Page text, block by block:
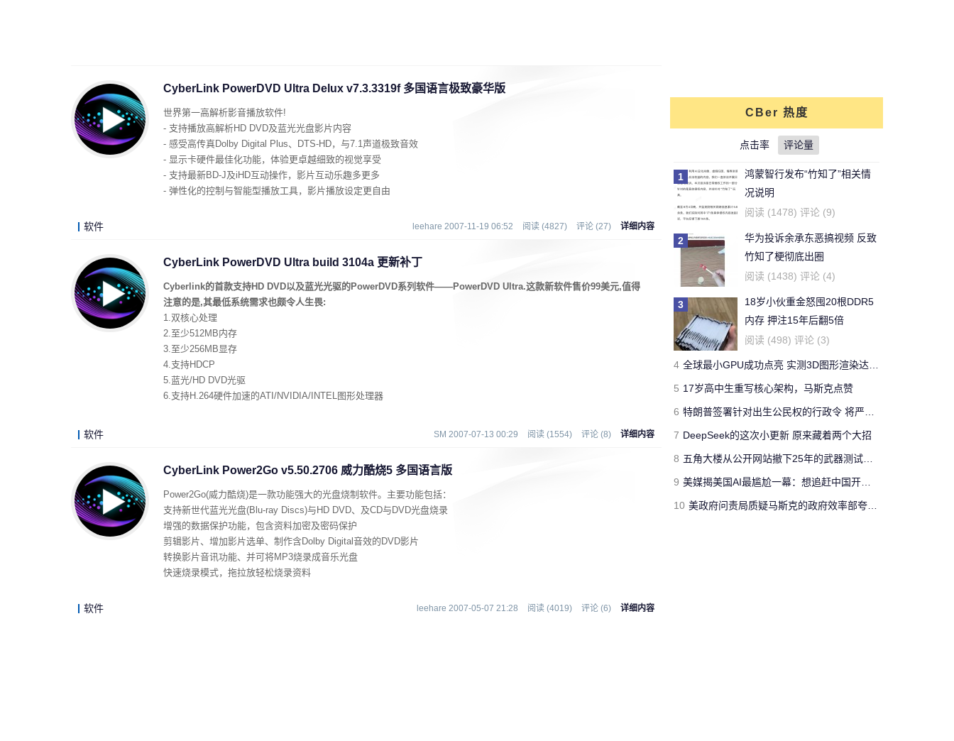
CyberLink PowerDVD Ultra Delux v7.3.3319f 多国语言极致豪华版
世界第一高解析影音播放软件!
- 支持播放高解析HD DVD及蓝光光盘影片内容
- 感受高传真Dolby Digital Plus、DTS-HD，与7.1声道极致音效
- 显示卡硬件最佳化功能，体验更卓越细致的视觉享受
- 支持最新BD-J及iHD互动操作，影片互动乐趣多更多
- 弹性化的控制与智能型播放工具，影片播放设定更自由
软件 leehare 2007-11-19 06:52 阅读 (4827) 评论 (27) 详细内容
CyberLink PowerDVD Ultra build 3104a 更新补丁
Cyberlink的首款支持HD DVD以及蓝光光驱的PowerDVD系列软件——PowerDVD Ultra.这款新软件售价99美元,值得
注意的是,其最低系统需求也颇令人生畏:
1.双核心处理
2.至少512MB内存
3.至少256MB显存
4.支持HDCP
5.蓝光/HD DVD光驱
6.支持H.264硬件加速的ATI/NVIDIA/INTEL图形处理器
软件 SM 2007-07-13 00:29 阅读 (1554) 评论 (8) 详细内容
CyberLink Power2Go v5.50.2706 威力酷烧5 多国语言版
Power2Go(威力酷烧)是一款功能强大的光盘烧制软件。主要功能包括：
支持新世代蓝光光盘(Blu-ray Discs)与HD DVD、及CD与DVD光盘烧录
增强的数据保护功能，包含资料加密及密码保护
剪辑影片、增加影片选单、制作含Dolby Digital音效的DVD影片
转换影片音讯功能、并可将MP3烧录成音乐光盘
快速烧录模式，拖拉放轻松烧录资料
软件 leehare 2007-05-07 21:28 阅读 (4019) 评论 (6) 详细内容
了。。。。
对文章: 你还能活多久？这个寿命计算器
可以给出答案 的评论
牛天王
刚看完王老吉的贴，刚下的
结论，老鼠实验不适用于
人。
对文章: 吃胖算我输 华人学者今日带来减
肥新思路
的评论
Yeb123
开了一年了，操控很好 -
Forza Horizon 3 用户
对文章: 全球最快量产SUV兰博基尼Urus
正式发布 中国售价313万 的评论
jimmyfluore
国有国法，咖有咖规
对文章: 玩家网吧玩《绝地求生：大逃
杀》开挂被制裁 网管无限重启其电脑 的
评论
CBer 热度
点击率 评论量
1
鸿蒙智行发布“竹知了”相关情
况说明
阅读 (1478) 评论 (9)
2
华为投诉余承东恶搞视频 反致
竹知了梗彻底出圈
阅读 (1438) 评论 (4)
3
18岁小伙重金怒囤20根DDR5
内存 押注15年后翻5倍
阅读 (498) 评论 (3)
4 全球最小GPU成功点亮 实测3D图形渲染达15帧
5 17岁高中生重写核心架构，马斯克点赞
6 特朗普签署针对出生公民权的行政令 将严厉打击“生育旅游”
7 DeepSeek的这次小更新 原来藏着两个大招
8 五角大楼从公开网站撤下25年的武器测试报告 担心对手借AI挖掘漏洞
9 美媒揭美国AI最尴尬一幕：想追赶中国开源模型 却没人愿意投钱
10 美政府问责局质疑马斯克的政府效率部夸大工作成果 草率且具有欺骗性